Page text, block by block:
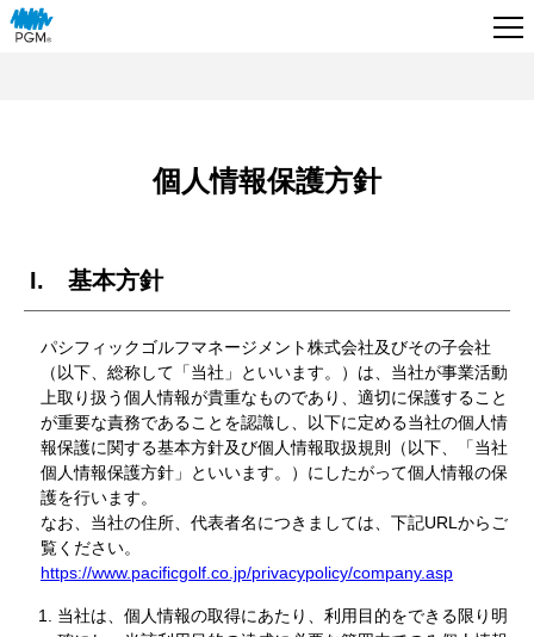
個人情報保護方針
I. 基本方針
パシフィックゴルフマネージメント株式会社及びその子会社
（以下、総称して「当社」といいます。）は、当社が事業活動
上取り扱う個人情報が貴重なものであり、適切に保護すること
が重要な責務であることを認識し、以下に定める当社の個人情
報保護に関する基本方針及び個人情報取扱規則（以下、「当社
個人情報保護方針」といいます。）にしたがって個人情報の保
護を行います。
なお、当社の住所、代表者名につきましては、下記URLからご
覧ください。
https://www.pacificgolf.co.jp/privacypolicy/company.asp
当社は、個人情報の取得にあたり、利用目的をできる限り明